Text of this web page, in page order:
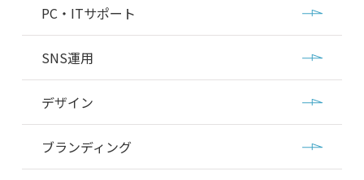
PC・ITサポート
SNS運用
デザイン
ブランディング